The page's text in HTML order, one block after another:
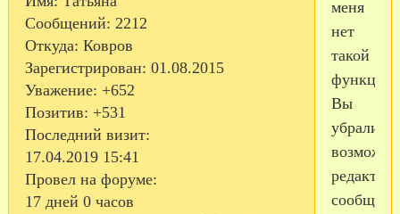
Сообщений: 2212
Откуда: Ковров
Зарегистрирован: 01.08.2015
Уважение: +652
Позитив: +531
Последний визит:
17.04.2019 15:41
Провел на форуме:
17 дней 0 часов
меня
нет
такой
функции.
Вы
убрали